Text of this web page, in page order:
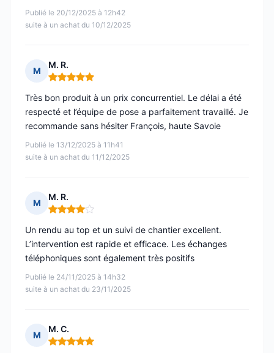
Publié le 20/12/2025 à 12h42
suite à un achat du 10/12/2025
M
M. R.
Note : 5 sur 5
Publié le 13/12/2025 à 11h41
suite à un achat du 11/12/2025
Très bon produit à un prix concurrentiel. Le délai a été
respecté et l’équipe de pose a parfaitement travaillé. Je
recommande sans hésiter François, haute Savoie
M
M. R.
Note : 4 sur 5
Publié le 24/11/2025 à 14h32
suite à un achat du 23/11/2025
Un rendu au top et un suivi de chantier excellent.
L’intervention est rapide et efficace. Les échanges
téléphoniques sont également très positifs
M
M. C.
Note : 5 sur 5